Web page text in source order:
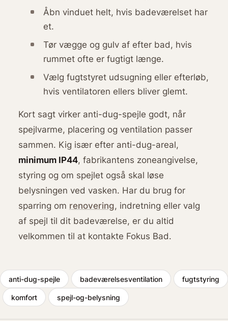
Åbn vinduet helt, hvis badeværelset har
et.
Tør vægge og gulv af efter bad, hvis
rummet ofte er fugtigt længe.
Vælg fugtstyret udsugning eller efterløb,
hvis ventilatoren ellers bliver glemt.
Kort sagt virker anti-dug-spejle godt, når
spejlvarme, placering og ventilation passer
sammen. Kig især efter anti-dug-areal,
minimum IP44, fabrikantens zoneangivelse,
styring og om spejlet også skal løse
belysningen ved vasken. Har du brug for
sparring om renovering, indretning eller valg
af spejl til dit badeværelse, er du altid
velkommen til at kontakte Fokus Bad.
anti-dug-spejle badeværelsesventilation fugtstyring
komfort spejl-og-belysning